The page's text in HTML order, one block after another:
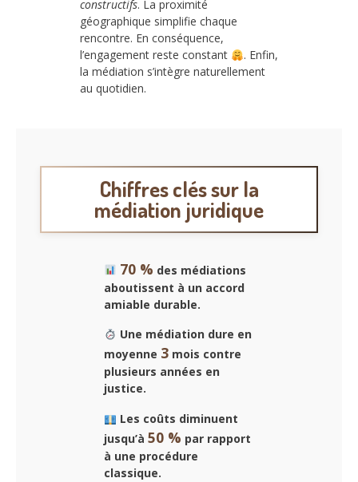
constructifs. La proximité
géographique simplifie chaque
rencontre. En conséquence,
l’engagement reste constant
. Enfin,
la médiation s’intègre naturellement
au quotidien.
Chiffres clés sur la
médiation juridique
70 % des médiations
aboutissent à un accord
amiable durable.
Une médiation dure en
moyenne 3 mois contre
plusieurs années en
justice.
Les coûts diminuent
jusqu’à 50 % par rapport
à une procédure
classique.